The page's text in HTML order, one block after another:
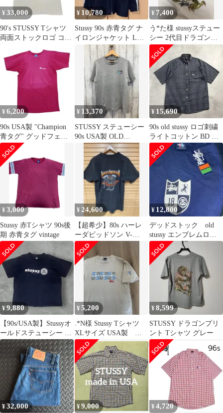
¥ 33,000
90's STUSSY Tシャツ
両面ストックロゴ コッ
¥ 10,780
Stussy 90s 赤青タグ ナ
イロンジャケット L
made in USA
¥ 7,400
う*た様 stussyステュー
シー 2代目ドラゴン赤
青タグ 90'後期USA 龍
¥ 6,200
90s USA製 "Champion
青タグ" グッドフェー
ド
¥ 13,370
STUSSY ステューシー
90s USA製 OLD
STUSSY オールドステ
ューシー グレー 紺タグ
赤青タグ タグ破損 スト
リート WORLD WIDE
¥ 15,690
90s old stussy ロゴ刺繍
ライトコットン BD 半
袖チェックシャツ
¥3,000
Stussy 赤Tシャツ 90s後
期 赤青タグ vintage
¥ 24,600
【超希少】80s ハーレ
ーダビッドソン V-
TWIN ショベルヘッド
L
¥ 12,800
デッドストック old
stussy エンブレムロ
ゴ 90s USA製 Ｌ
¥9,880
【90s/USA製】Stussyオ
ールドステューシー SS
リンクプリントTシャ
ツ
¥5,200
.*N様 Stussy Tシャツ
XLサイズ USA製 赤
青タグ
¥8,599
STUSSY ドラゴンプリ
ント Tシャツ グレー
¥32,000 ¥9,000 ¥ 4,720